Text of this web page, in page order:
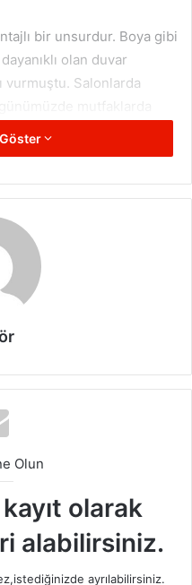
bir unsurdur. Boya gibi
olan duvar
vurmuştu. Salonlarda
kağıtlarıkonusunda tercih
hakim olan dekorasyon
Olun
olarak
alabilirsiniz.
ayrılabilirsiniz.